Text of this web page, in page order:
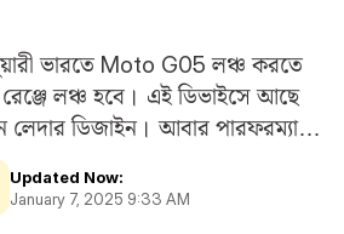
ভারতে Moto G05 লঞ্চ করতে
লঞ্চ হবে। এই ডিভাইসে আছে
লেদার ডিজাইন। আবার পারফরম্যান্সের
G81 এক্সট্রিম প্রসেসর ব্যবহার করবে
এটি…
Updated Now:
January 7, 2025 9:33 AM